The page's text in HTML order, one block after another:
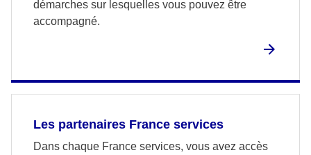
démarches sur lesquelles vous pouvez être
accompagné.
Les partenaires France services
Dans chaque France services, vous avez accès